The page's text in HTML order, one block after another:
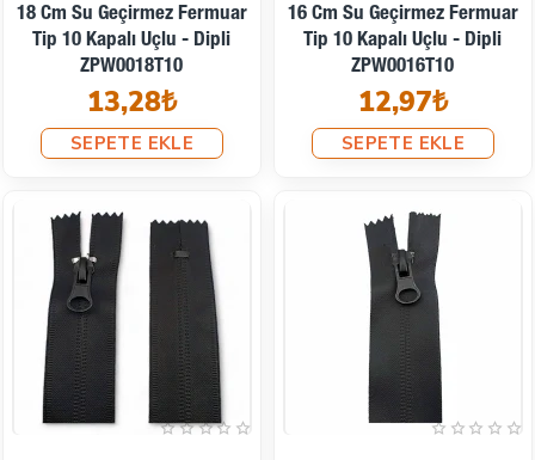
18 Cm Su Geçirmez Fermuar
Tip 10 Kapalı Uçlu - Dipli
ZPW0018T10
13,28₺
SEPETE EKLE
16 Cm Su Geçirmez Fermuar
Tip 10 Kapalı Uçlu - Dipli
ZPW0016T10
12,97₺
SEPETE EKLE